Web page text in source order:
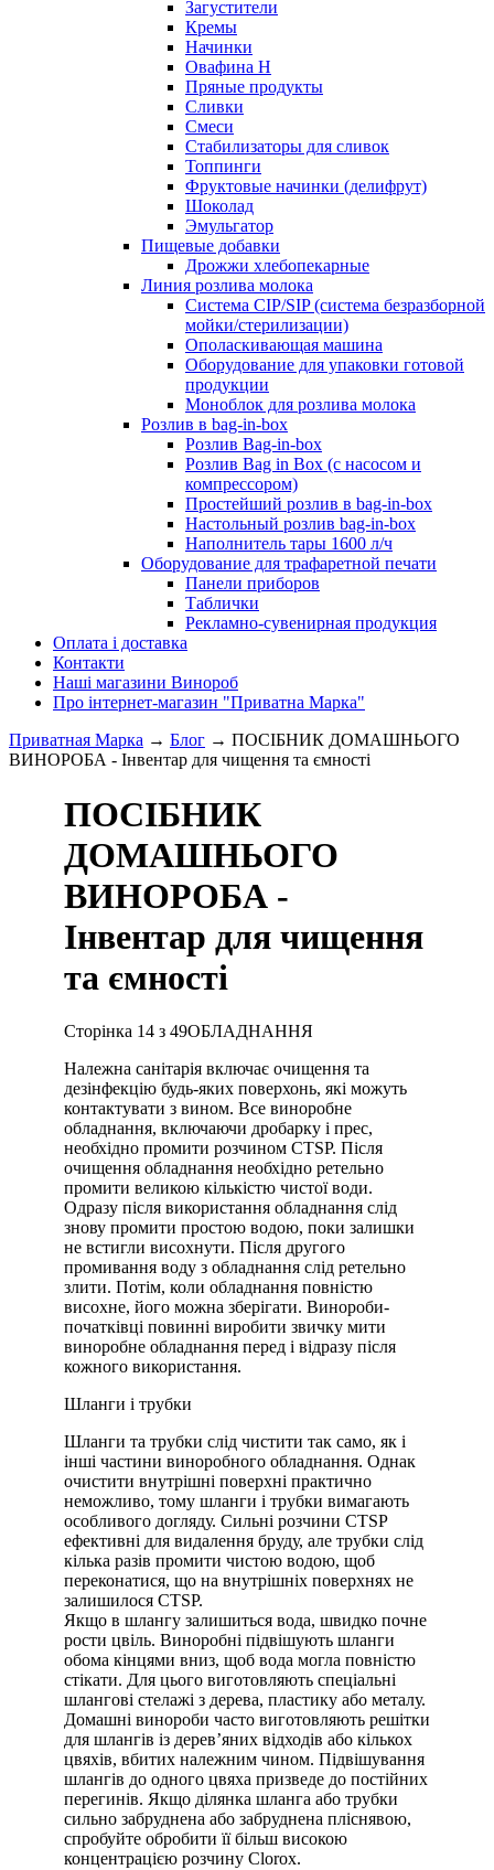
Загустители
Кремы
Начинки
Овафина Н
Пряные продукты
Сливки
Смеси
Стабилизаторы для сливок
Топпинги
Фруктовые начинки (делифрут)
Шоколад
Эмульгатор
Пищевые добавки
Дрожжи хлебопекарные
Линия розлива молока
Система CIP/SIP (система безразборной
мойки/стерилизации)
Ополаскивающая машина
Оборудование для упаковки готовой
продукции
Моноблок для розлива молока
Розлив в bag-in-box
Розлив Bag-in-box
Розлив Bag in Box (с насосом и
компрессором)
Простейший розлив в bag-in-box
Настольный розлив bag-in-box
Наполнитель тары 1600 л/ч
Оборудование для трафаретной печати
Панели приборов
Таблички
Рекламно-сувенирная продукция
Оплата і доставка
Контакти
Наші магазини Винороб
Про інтернет-магазин "Приватна Марка"
Приватная Марка → Блог → ПОСІБНИК ДОМАШНЬОГО
ВИНОРОБА - Інвентар для чищення та ємності
ПОСІБНИК
ДОМАШНЬОГО
ВИНОРОБА -
Інвентар для чищення
та ємності
Сторінка 14 з 49ОБЛАДНАННЯ
Належна санітарія включає очищення та
дезінфекцію будь-яких поверхонь, які можуть
контактувати з вином. Все виноробне
обладнання, включаючи дробарку і прес,
необхідно промити розчином CTSP. Після
очищення обладнання необхідно ретельно
промити великою кількістю чистої води.
Одразу після використання обладнання слід
знову промити простою водою, поки залишки
не встигли висохнути. Після другого
промивання воду з обладнання слід ретельно
злити. Потім, коли обладнання повністю
висохне, його можна зберігати. Винороби-
початківці повинні виробити звичку мити
виноробне обладнання перед і відразу після
кожного використання.
Шланги і трубки
Шланги та трубки слід чистити так само, як і
інші частини виноробного обладнання. Однак
очистити внутрішні поверхні практично
неможливо, тому шланги і трубки вимагають
особливого догляду. Сильні розчини CTSP
ефективні для видалення бруду, але трубки слід
кілька разів промити чистою водою, щоб
переконатися, що на внутрішніх поверхнях не
залишилося CTSP.
Якщо в шлангу залишиться вода, швидко почне
рости цвіль. Виноробні підвішують шланги
обома кінцями вниз, щоб вода могла повністю
стікати. Для цього виготовляють спеціальні
шлангові стелажі з дерева, пластику або металу.
Домашні винороби часто виготовляють решітки
для шлангів із дерев’яних відходів або кількох
цвяхів, вбитих належним чином. Підвішування
шлангів до одного цвяха призведе до постійних
перегинів. Якщо ділянка шланга або трубки
сильно забруднена або забруднена пліснявою,
спробуйте обробити її більш високою
концентрацією розчину Clorox.